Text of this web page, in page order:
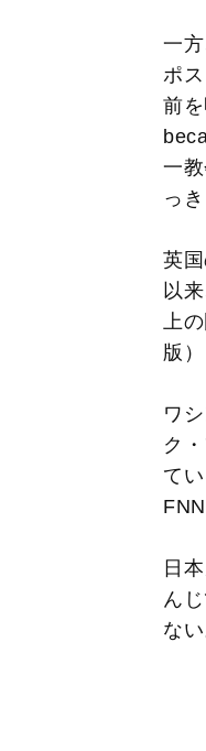
一
ポ
前
一
っ
英
以
上
版）
ワ
ク
て
日
ん
ない